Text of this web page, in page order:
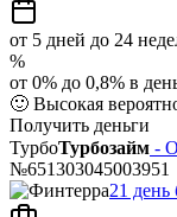
от 5 дней до 24
%
от 0% до 0,8% в
🙂 Высокая
Получить деньги
ТурбоТурбозайм -
№651303045003951
21 день